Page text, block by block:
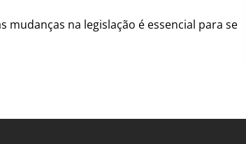
na legislação é essencial para se